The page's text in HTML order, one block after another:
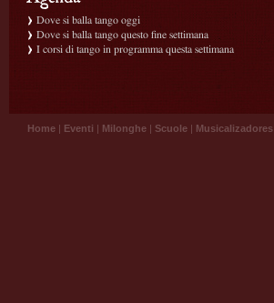
Dove si balla tango oggi
Dove si balla tango questo fine settimana
I corsi di tango in programma questa settimana
Home | Eventi | Milonghe | Scuole | Musicalizadores